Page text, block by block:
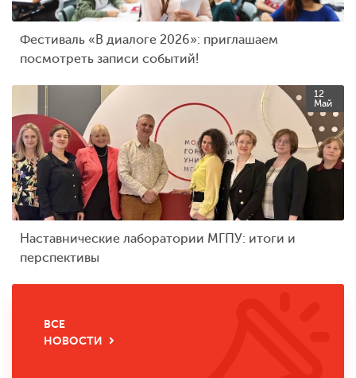
Фестиваль «В диалоге 2026»: приглашаем
посмотреть записи событий!
12
Май
Наставнические лаборатории МГПУ: итоги и
перспективы
ВСЕ
НОВОСТИ